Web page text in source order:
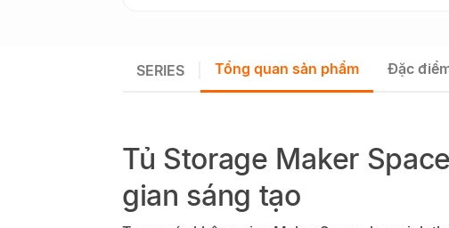
SERIES Tổng quan sản phẩm Đặc
Tủ Storage Maker
gian sáng tạo